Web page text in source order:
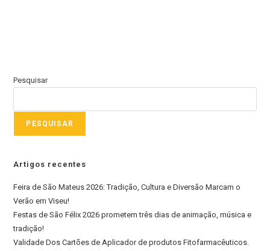
Pesquisar
PESQUISAR
Artigos recentes
Feira de São Mateus 2026: Tradição, Cultura e Diversão Marcam o
Verão em Viseu!
Festas de São Félix 2026 prometem três dias de animação, música e
tradição!
Validade Dos Cartões de Aplicador de produtos Fitofarmacêuticos.